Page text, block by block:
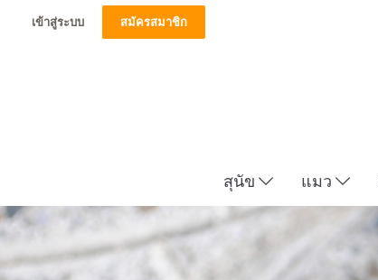
เข้าสู่ระบบ สมัครสมาชิก
สุนัข แมว